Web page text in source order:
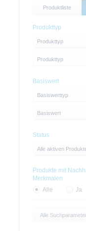
Produktliste
Produkttyp
Produkttyp
Produkttyp
Basiswert
Basiswerttyp
Basiswert
Status
Alle aktiven
Produkte mit
Merkmalen
Alle
Ja
Alle